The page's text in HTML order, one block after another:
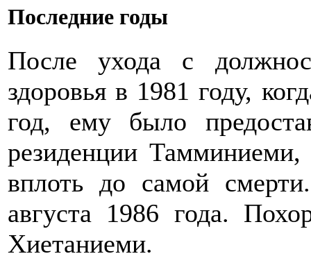
Последние годы
После ухода с
здоровья в 1981 году,
год, ему было
резиденции
вплоть до самой
августа 1986 года.
Хиетаниеми.